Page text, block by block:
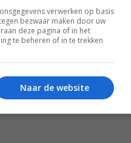
krachtige
en een bijzonder
verwerken op basis
bezwaar maken door uw
deze pagina of in het
te beheren of in te trekken
Naar de website